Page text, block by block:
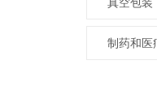
制药和医